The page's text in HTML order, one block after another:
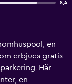
8,4
en
erbjuds gratis
Här
en